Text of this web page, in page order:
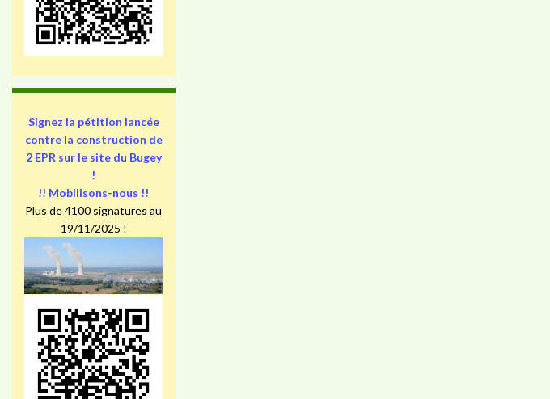
Signez la pétition lancée
contre la construction de
2 EPR sur le site du Bugey
!
!! Mobilisons-nous !!
Plus de 4100 signatures au
19/11/2025 !